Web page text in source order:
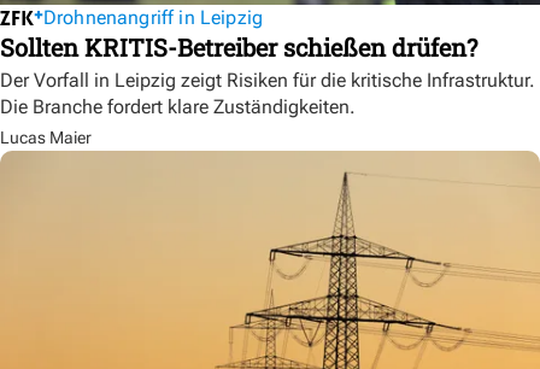
Drohnenangriff in Leipzig
Sollten KRITIS-Betreiber schießen drüfen?
Der Vorfall in Leipzig zeigt Risiken für die kritische Infrastruktur.
Die Branche fordert klare Zuständigkeiten.
Lucas Maier